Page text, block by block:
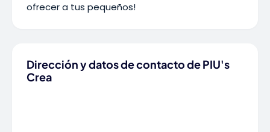
ofrecer a tus pequeños!
Dirección y datos de contacto de PIU's
Crea